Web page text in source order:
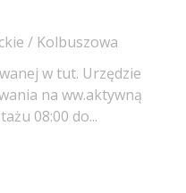
/ Kolbuszowa
w tut. Urzędzie
na ww.aktywną
08:00 do...